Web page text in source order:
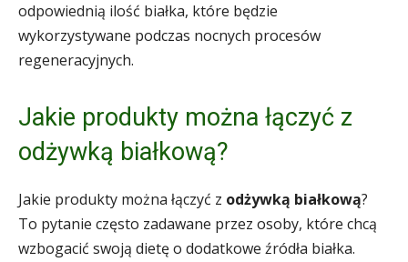
odpowiednią ilość białka, które będzie
wykorzystywane podczas nocnych procesów
regeneracyjnych.
Jakie produkty można łączyć z
odżywką białkową?
Jakie produkty można łączyć z odżywką białkową?
To pytanie często zadawane przez osoby, które chcą
wzbogacić swoją dietę o dodatkowe źródła białka.